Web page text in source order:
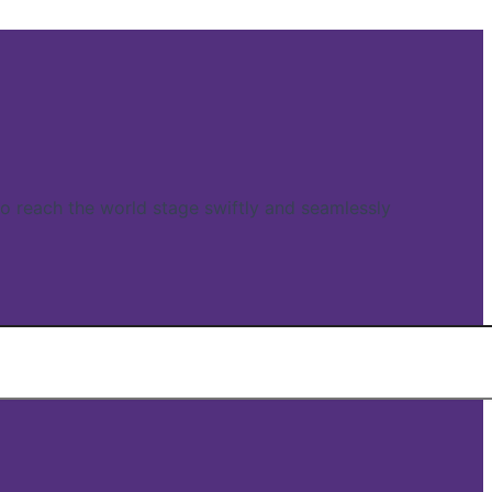
reach the world stage swiftly and seamlessly